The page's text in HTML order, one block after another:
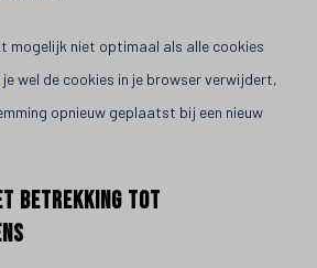
mogelijk niet optimaal als alle cookies
wel de cookies in je browser verwijdert,
opnieuw geplaatst bij een nieuw
betrekking tot